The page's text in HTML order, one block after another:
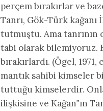
perçem bırakırlar ve
Tanrı, Gök-Türk
tutmuştu. Ama tanrının
tabi olarak bilemiyoruz.
bırakırlardı. (Ögel,
mantık sahibi kimseler
tuttuğu kimselerdir.
ilişkisine ve Kağan‟ın